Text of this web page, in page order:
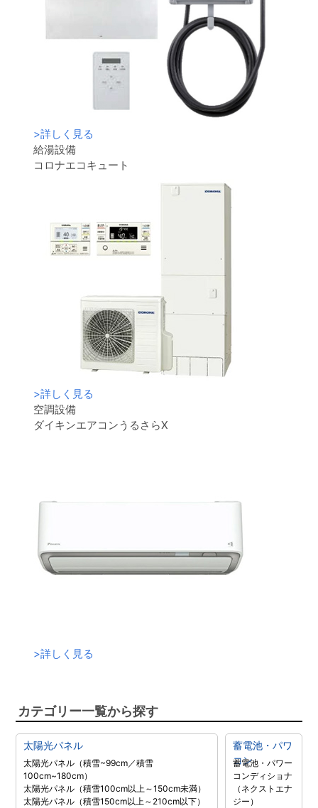
>詳しく見る
給湯設備
コロナエコキュート
>詳しく見る
空調設備
ダイキンエアコンうるさらX
>詳しく見る
カテゴリー一覧から探す
太陽光パネル
太陽光パネル（積雪~99cm／積雪
100cm~180cm）
太陽光パネル（積雪100cm以上～150cm未満）
太陽光パネル（積雪150cm以上～210cm以下）
蓄電池・パワ
コン
蓄電池・パワー
コンディショナ
（ネクストエナ
ジー）